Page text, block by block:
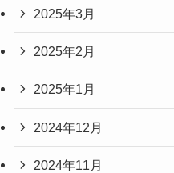
2025年3月
2025年2月
2025年1月
2024年12月
2024年11月